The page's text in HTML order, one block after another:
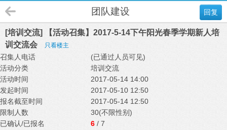
回复
团队建设
[培训交流] 【活动召集】2017-5-14下午阳光春季学期新人培
训交流会
只看楼主
召集人电话
(已通过人员可见)
活动分类
培训交流
活动时间
2017-05-14 14:00
发起时间
2017-05-10 12:50
报名截至时间
2017-05-14 12:50
限制人数
30(不限性别)
已确认/已报名
6 / 7